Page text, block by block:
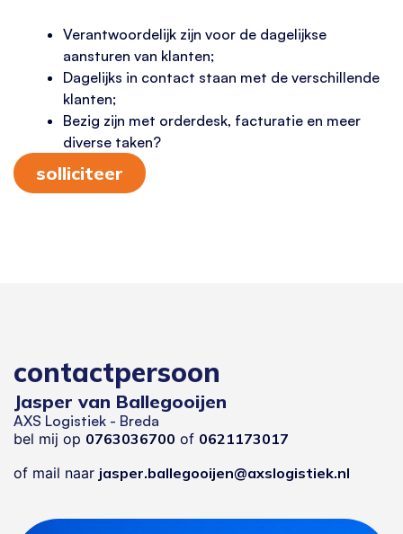
Verantwoordelijk zijn voor de dagelijkse
aansturen van klanten;
Dagelijks in contact staan met de verschillende
klanten;
Bezig zijn met orderdesk, facturatie en meer
diverse taken?
solliciteer
contactpersoon
Jasper van Ballegooijen
AXS Logistiek - Breda
bel mij op 0763036700 of 0621173017
of mail naar jasper.ballegooijen@axslogistiek.nl